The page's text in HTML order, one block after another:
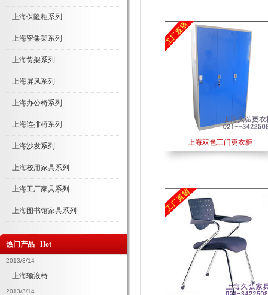
上海保险柜系列
上海密集架系列
上海货架系列
上海屏风系列
上海办公椅系列
上海连排椅系列
上海沙发系列
上海校用家具系列
上海工厂家具系列
上海图书馆家具系列
热门产品 Hot
2013/3/14
上海输液椅
2013/3/14
上海双色三门更衣柜